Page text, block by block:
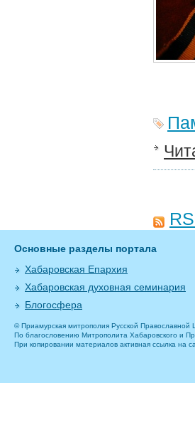
Основные разделы портала
Хабаровская Епархия
Хабаровская духовная семинария
Блогосфера
© Приамурская митрополия Русской Православной
По благословению Митрополита Хабаровского и
При копировании материалов активная ссылка на